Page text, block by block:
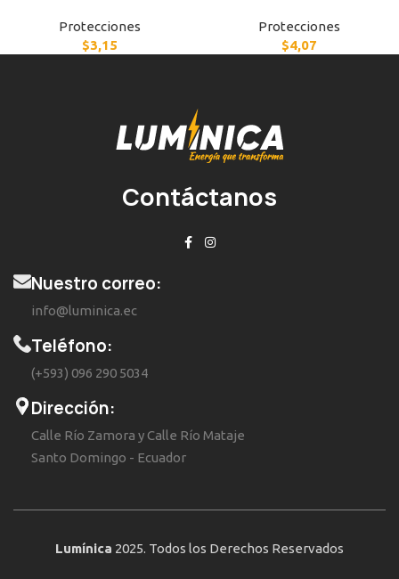
Protecciones
$3,15
Protecciones
$4,07
Contáctanos
Nuestro correo:
info@luminica.ec
Teléfono:
(+593) 096 290 5034
Dirección:
Calle Río Zamora y Calle Río Mataje
Santo Domingo - Ecuador
Lumínica 2025. Todos los Derechos Reservados